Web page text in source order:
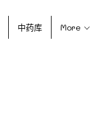
中药库 More